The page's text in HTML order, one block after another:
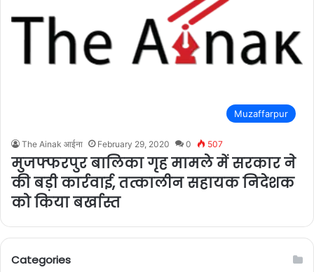
Muzaffarpur
The Ainak आईना February 29, 2020 0 507
मुजफ्फरपुर बालिका गृह मामले में सरकार ने
की बड़ी कार्रवाई, तत्कालीन सहायक निदेशक
को किया बर्खास्त
Categories